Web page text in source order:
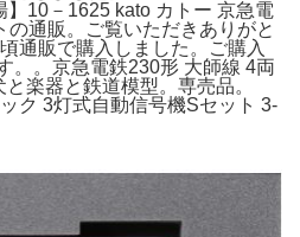
10－1625 kato カトー 京急電
通販。ご覧いただきありがと
通販で購入しました。ご購入
。。京急電鉄230形 大師線 4両
楽器と鉄道模型。専売品。
ク 3灯式自動信号機Sセット 3-